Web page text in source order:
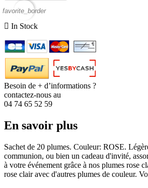
favorite_border
 In Stock
Besoin de + d’informations ?
contactez-nous au
04 74 65 52 59
En savoir plus
Sachet de 20 plumes. Couleur: ROSE.
communion, ou bien un cadeau d'invité,
à votre événement grâce à nos plumes rose
rose clair avec d'autres plumes de couleur.